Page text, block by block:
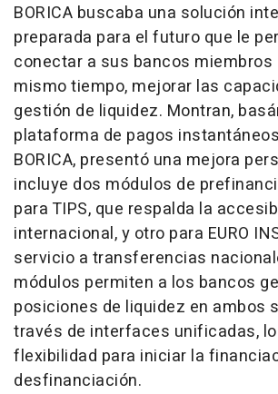
BORICA buscaba una solución
preparada para el futuro que le
conectar a sus bancos miembros
mismo tiempo, mejorar las
gestión de liquidez. Montran,
plataforma de pagos
BORICA, presentó una mejora
incluye dos módulos de
para TIPS, que respalda la
internacional, y otro para EURO
servicio a transferencias
módulos permiten a los bancos
posiciones de liquidez en ambos
través de interfaces unificadas,
flexibilidad para iniciar la
desfinanciación.